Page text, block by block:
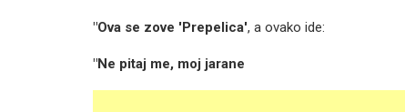
"Ova se zove 'Prepelica', a ovako ide:
"Ne pitaj me, moj jarane